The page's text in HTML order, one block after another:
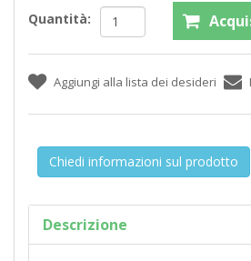
Quantità:
Chiedi informazioni sul prodotto
Descrizione